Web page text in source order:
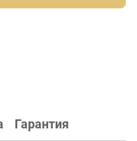
Гарантия